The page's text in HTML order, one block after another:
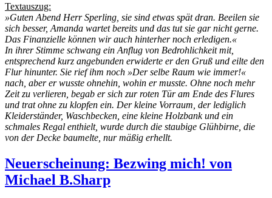
Textauszug:
»Guten Abend Herr Sperling, sie sind etwas spät dran. Beeilen sie
sich besser, Amanda wartet bereits und das tut sie gar nicht gerne.
Das Finanzielle können wir auch hinterher noch erledigen.«
In ihrer Stimme schwang ein Anflug von Bedrohlichkeit mit,
entsprechend kurz angebunden erwiderte er den Gruß und eilte den
Flur hinunter. Sie rief ihm noch »Der selbe Raum wie immer!«
nach, aber er wusste ohnehin, wohin er musste. Ohne noch mehr
Zeit zu verlieren, begab er sich zur roten Tür am Ende des Flures
und trat ohne zu klopfen ein. Der kleine Vorraum, der lediglich
Kleiderständer, Waschbecken, eine kleine Holzbank und ein
schmales Regal enthielt, wurde durch die staubige Glühbirne, die
von der Decke baumelte, nur mäßig erhellt.
Neuerscheinung: Bezwing mich! von
Michael B.Sharp